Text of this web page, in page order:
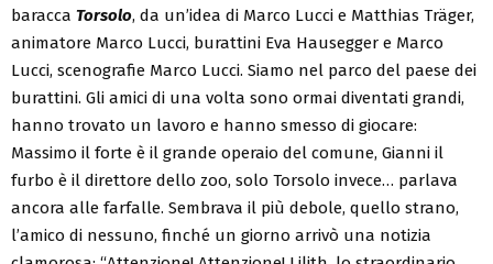
baracca Torsolo, da un’idea di Marco Lucci e Matthias Träger,
animatore Marco Lucci, burattini Eva Hausegger e Marco
Lucci, scenografie Marco Lucci. Siamo nel parco del paese dei
burattini. Gli amici di una volta sono ormai diventati grandi,
hanno trovato un lavoro e hanno smesso di giocare:
Massimo il forte è il grande operaio del comune, Gianni il
furbo è il direttore dello zoo, solo Torsolo invece… parlava
ancora alle farfalle. Sembrava il più debole, quello strano,
l’amico di nessuno, finché un giorno arrivò una notizia